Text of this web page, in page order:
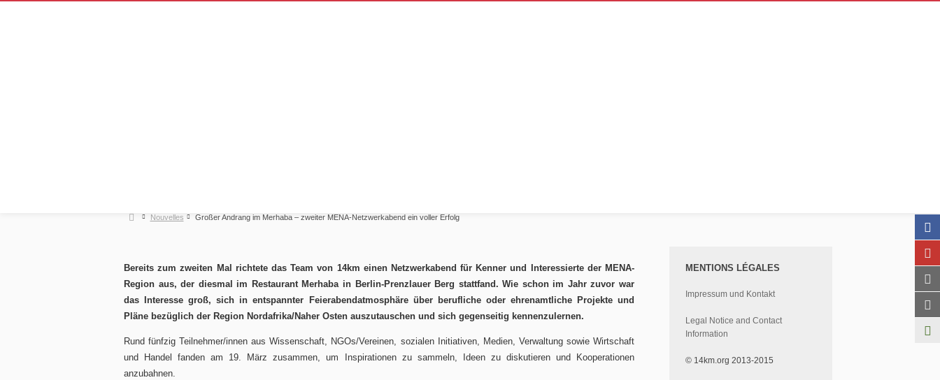
Nouvelles Großer Andrang im Merhaba – zweiter MENA-Netzwerkabend ein voller Erfolg
Bereits zum zweiten Mal richtete das Team von 14km einen Netzwerkabend für Kenner und Interessierte der MENA-
Region aus, der diesmal im Restaurant Merhaba in Berlin-Prenzlauer Berg stattfand. Wie schon im Jahr zuvor war
das Interesse groß, sich in entspannter Feierabendatmosphäre über berufliche oder ehrenamtliche Projekte und
Pläne bezüglich der Region Nordafrika/Naher Osten auszutauschen und sich gegenseitig kennenzulernen.
Rund fünfzig Teilnehmer/innen aus Wissenschaft, NGOs/Vereinen, sozialen Initiativen, Medien, Verwaltung sowie Wirtschaft
und Handel fanden am 19. März zusammen, um Inspirationen zu sammeln, Ideen zu diskutieren und Kooperationen
anzubahnen.
MENTIONS LÉGALES
Impressum und Kontakt
Legal Notice and Contact
Information
© 14km.org 2013-2015